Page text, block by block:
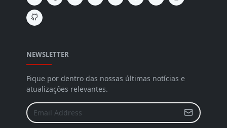
NEWSLETTER
Fique por dentro das nossas últimas notícias e
atualizações relevantes.